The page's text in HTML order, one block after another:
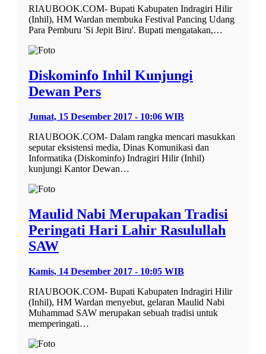
RIAUBOOK.COM- Bupati Kabupaten Indragiri Hilir
(Inhil), HM Wardan membuka Festival Pancing Udang
Para Pemburu 'Si Jepit Biru'. Bupati mengatakan,…
Diskominfo Inhil Kunjungi
Dewan Pers
Jumat, 15 Desember 2017 - 10:06 WIB
RIAUBOOK.COM- Dalam rangka mencari masukkan
seputar eksistensi media, Dinas Komunikasi dan
Informatika (Diskominfo) Indragiri Hilir (Inhil)
kunjungi Kantor Dewan…
Maulid Nabi Merupakan Tradisi
Peringati Hari Lahir Rasulullah
SAW
Kamis, 14 Desember 2017 - 10:05 WIB
RIAUBOOK.COM- Bupati Kabupaten Indragiri Hilir
(Inhil), HM Wardan menyebut, gelaran Maulid Nabi
Muhammad SAW merupakan sebuah tradisi untuk
memperingati…